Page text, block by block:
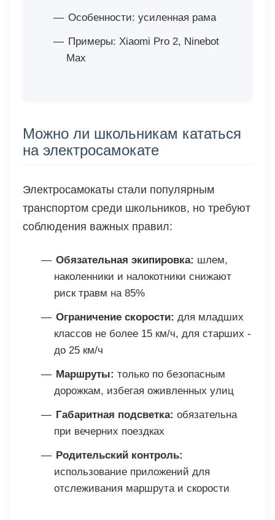
Особенности: усиленная рама
Примеры: Xiaomi Pro 2, Ninebot
Max
Можно ли школьникам кататься
на электросамокате
Электросамокаты стали популярным
транспортом среди школьников, но требуют
соблюдения важных правил:
Обязательная экипировка: шлем,
наколенники и налокотники снижают
риск травм на 85%
Ограничение скорости: для младших
классов не более 15 км/ч, для старших -
до 25 км/ч
Маршруты: только по безопасным
дорожкам, избегая оживленных улиц
Габаритная подсветка: обязательна
при вечерних поездках
Родительский контроль:
использование приложений для
отслеживания маршрута и скорости